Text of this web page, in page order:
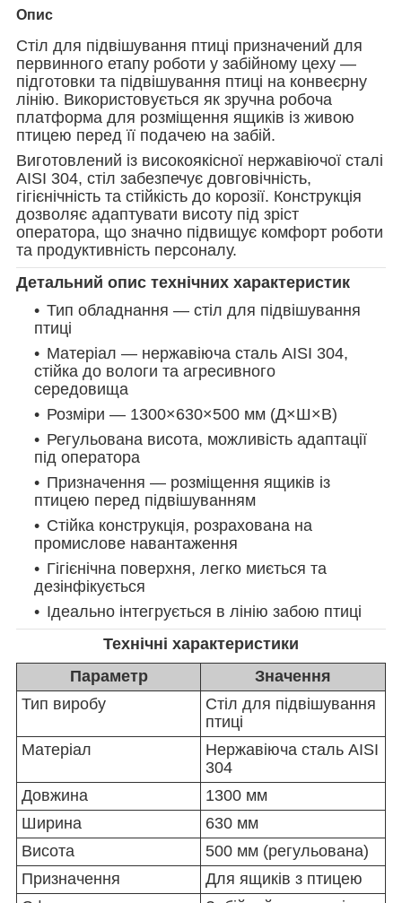
Опис
Стіл для підвішування птиці призначений для
первинного етапу роботи у забійному цеху —
підготовки та підвішування птиці на конвеєрну
лінію. Використовується як зручна робоча
платформа для розміщення ящиків із живою
птицею перед її подачею на забій.
Виготовлений із високоякісної нержавіючої сталі
AISI 304, стіл забезпечує довговічність,
гігієнічність та стійкість до корозії. Конструкція
дозволяє адаптувати висоту під зріст
оператора, що значно підвищує комфорт роботи
та продуктивність персоналу.
Детальний опис технічних характеристик
Тип обладнання — стіл для підвішування
птиці
Матеріал — нержавіюча сталь AISI 304,
стійка до вологи та агресивного
середовища
Розміри — 1300×630×500 мм (Д×Ш×В)
Регульована висота, можливість адаптації
під оператора
Призначення — розміщення ящиків із
птицею перед підвішуванням
Стійка конструкція, розрахована на
промислове навантаження
Гігієнічна поверхня, легко миється та
дезінфікується
Ідеально інтегрується в лінію забою птиці
Технічні характеристики
Параметр
Значення
Тип виробу
Стіл для підвішування
птиці
Матеріал
Нержавіюча сталь AISI
304
Довжина
1300 мм
Ширина
630 мм
Висота
500 мм (регульована)
Призначення
Для ящиків з птицею